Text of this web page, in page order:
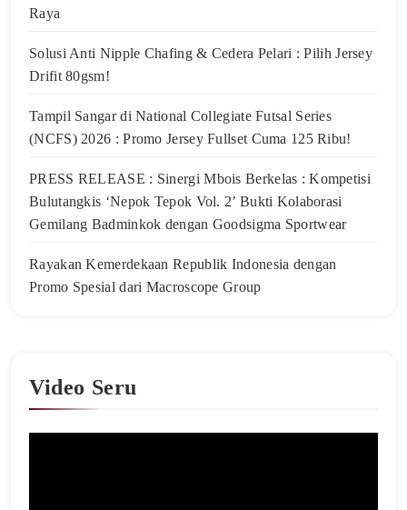
Raya
Solusi Anti Nipple Chafing & Cedera Pelari : Pilih Jersey
Drifit 80gsm!
Tampil Sangar di National Collegiate Futsal Series
(NCFS) 2026 : Promo Jersey Fullset Cuma 125 Ribu!
PRESS RELEASE : Sinergi Mbois Berkelas : Kompetisi
Bulutangkis ‘Nepok Tepok Vol. 2’ Bukti Kolaborasi
Gemilang Badminkok dengan Goodsigma Sportwear
Rayakan Kemerdekaan Republik Indonesia dengan
Promo Spesial dari Macroscope Group
Video Seru